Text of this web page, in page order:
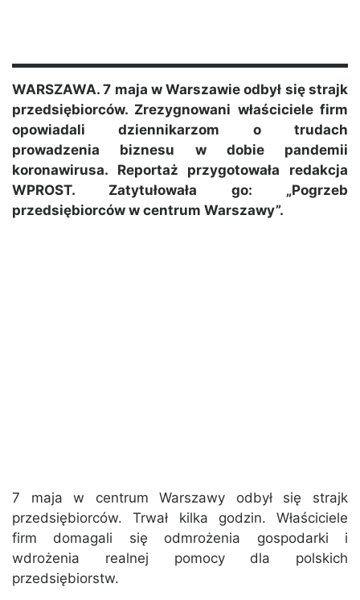
WARSZAWA. 7 maja w Warszawie odbył się strajk
przedsiębiorców. Zrezygnowani właściciele firm
opowiadali dziennikarzom o trudach
prowadzenia biznesu w dobie pandemii
koronawirusa. Reportaż przygotowała redakcja
WPROST. Zatytułowała go: „Pogrzeb
przedsiębiorców w centrum Warszawy”.
7 maja w centrum Warszawy odbył się strajk
przedsiębiorców. Trwał kilka godzin. Właściciele
firm domagali się odmrożenia gospodarki i
wdrożenia realnej pomocy dla polskich
przedsiębiorstw.